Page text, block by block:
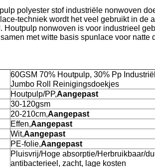
polyester stof industriële nonwoven
techniek wordt het veel gebruikt in de
Houtpulp nonwoven is voor industrieel
met witte basis spunlace voor natte
60GSM 70% Houtpulp, 30% Pp
Jumbo Roll Reinigingsdoekjes
Houtpulp/PP,Aangepast
30-120gsm
20-210cm,Aangepast
Effen,Aangepast
Wit,Aangepast
PE-folie,Aangepast
Pluisvrij/Hoge absorptie/Herbruikbaar/
antibacterieel, zacht, lage kosten